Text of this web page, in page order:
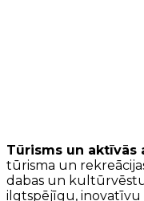
Tūrisms un aktīvās
tūrisma un
dabas un
ilgtspējīgu,